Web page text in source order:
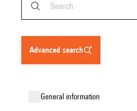
advanced search
general information